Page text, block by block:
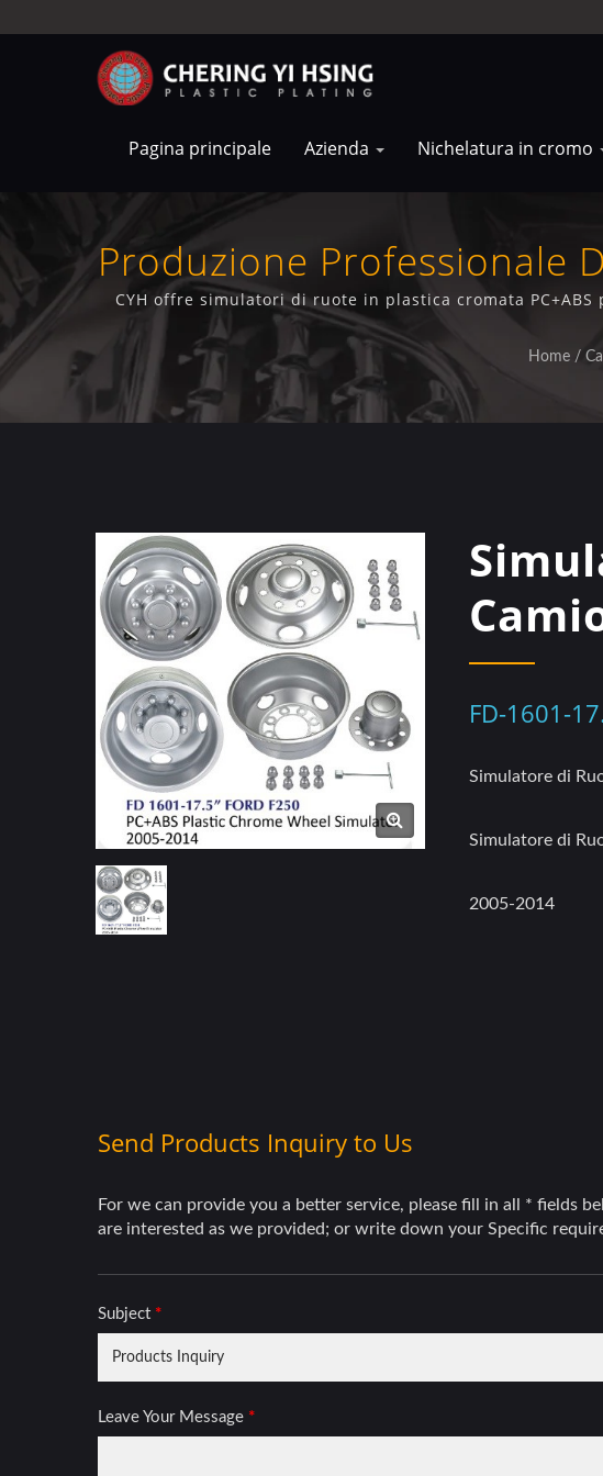
Pagina principale Azienda Nichelatura in cromo
Produzione Professionale
CYH offre simulatori di ruote in plastica cromata
avanzata con ingegneria di
Home /
FD-1601-
Simulatore di
Simulatore di
2005-2014